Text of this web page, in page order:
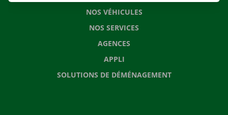
NOS VÉHICULES
NOS SERVICES
AGENCES
APPLI
SOLUTIONS DE DÉMÉNAGEMENT